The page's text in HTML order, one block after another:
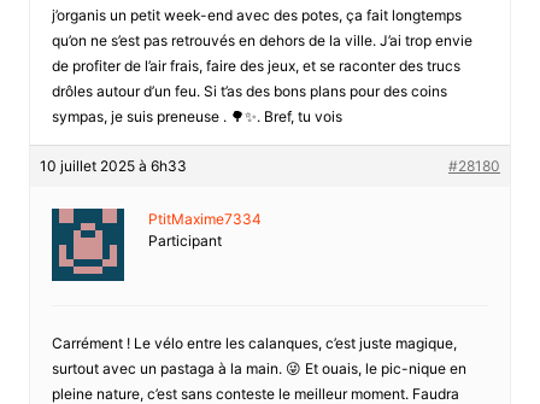
j’organis un petit week-end avec des potes, ça fait longtemps
qu’on ne s’est pas retrouvés en dehors de la ville. J’ai trop envie
de profiter de l’air frais, faire des jeux, et se raconter des trucs
drôles autour d’un feu. Si t’as des bons plans pour des coins
sympas, je suis preneuse . 🌳✨. Bref, tu vois
10 juillet 2025 à 6h33 #28180
PtitMaxime7334
Participant
Carrément ! Le vélo entre les calanques, c’est juste magique,
surtout avec un pastaga à la main. 😜 Et ouais, le pic-nique en
pleine nature, c’est sans conteste le meilleur moment. Faudra